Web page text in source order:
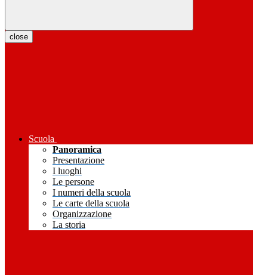
close
Scuola
Panoramica
Presentazione
I luoghi
Le persone
I numeri della scuola
Le carte della scuola
Organizzazione
La storia